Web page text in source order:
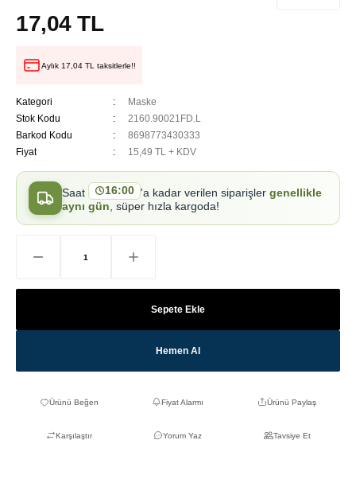
17,04 TL
Aylık 17,04 TL taksitlerle!!
Kategori
Maske
Stok Kodu
2160.90021FD.L
Barkod Kodu
8698773430333
Fiyat
15,49 TL + KDV
Saat 16:00 'a kadar verilen siparişler genellikle
aynı gün, süper hızla kargoda!
Sepete Ekle
Hemen Al
Fiyat Alarmı Ürünü Paylaş
Karşılaştır Yorum Yaz Tavsiye Et